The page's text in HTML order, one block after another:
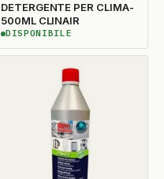
DETERGENTE PER CLIMA-
500ML CLINAIR
DISPONIBILE
DISPONIBILE